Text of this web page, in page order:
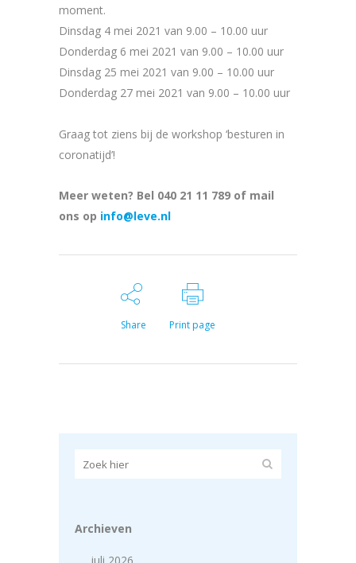
moment.
Dinsdag 4 mei 2021 van 9.00 – 10.00 uur
Donderdag 6 mei 2021 van 9.00 – 10.00 uur
Dinsdag 25 mei 2021 van 9.00 – 10.00 uur
Donderdag 27 mei 2021 van 9.00 – 10.00 uur
Graag tot ziens bij de workshop ‘besturen in
coronatijd’!
Meer weten? Bel 040 21 11 789 of mail
ons op info@leve.nl
Share Print page
Archieven